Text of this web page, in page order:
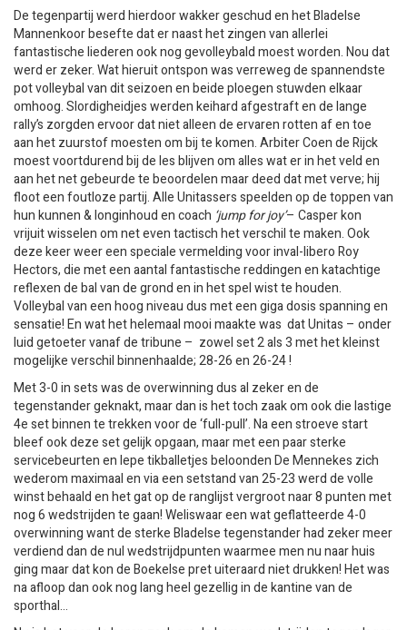
De tegenpartij werd hierdoor wakker geschud en het Bladelse
Mannenkoor besefte dat er naast het zingen van allerlei
fantastische liederen ook nog gevolleybald moest worden. Nou dat
werd er zeker. Wat hieruit ontspon was verreweg de spannendste
pot volleybal van dit seizoen en beide ploegen stuwden elkaar
omhoog. Slordigheidjes werden keihard afgestraft en de lange
rally’s zorgden ervoor dat niet alleen de ervaren rotten af en toe
aan het zuurstof moesten om bij te komen. Arbiter Coen de Rijck
moest voortdurend bij de les blijven om alles wat er in het veld en
aan het net gebeurde te beoordelen maar deed dat met verve; hij
floot een foutloze partij. Alle Unitassers speelden op de toppen van
hun kunnen & longinhoud en coach ‘jump for joy’– Casper kon
vrijuit wisselen om net even tactisch het verschil te maken. Ook
deze keer weer een speciale vermelding voor inval-libero Roy
Hectors, die met een aantal fantastische reddingen en katachtige
reflexen de bal van de grond en in het spel wist te houden.
Volleybal van een hoog niveau dus met een giga dosis spanning en
sensatie! En wat het helemaal mooi maakte was dat Unitas – onder
luid getoeter vanaf de tribune – zowel set 2 als 3 met het kleinst
mogelijke verschil binnenhaalde; 28-26 en 26-24 !
Met 3-0 in sets was de overwinning dus al zeker en de
tegenstander geknakt, maar dan is het toch zaak om ook die lastige
4e set binnen te trekken voor de ‘full-pull’. Na een stroeve start
bleef ook deze set gelijk opgaan, maar met een paar sterke
servicebeurten en lepe tikballetjes beloonden De Mennekes zich
wederom maximaal en via een setstand van 25-23 werd de volle
winst behaald en het gat op de ranglijst vergroot naar 8 punten met
nog 6 wedstrijden te gaan! Weliswaar een wat geflatteerde 4-0
overwinning want de sterke Bladelse tegenstander had zeker meer
verdiend dan de nul wedstrijdpunten waarmee men nu naar huis
ging maar dat kon de Boekelse pret uiteraard niet drukken! Het was
na afloop dan ook nog lang heel gezellig in de kantine van de
sporthal…